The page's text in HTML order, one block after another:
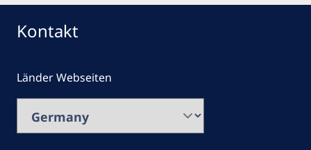
Kontakt
Länder Webseiten